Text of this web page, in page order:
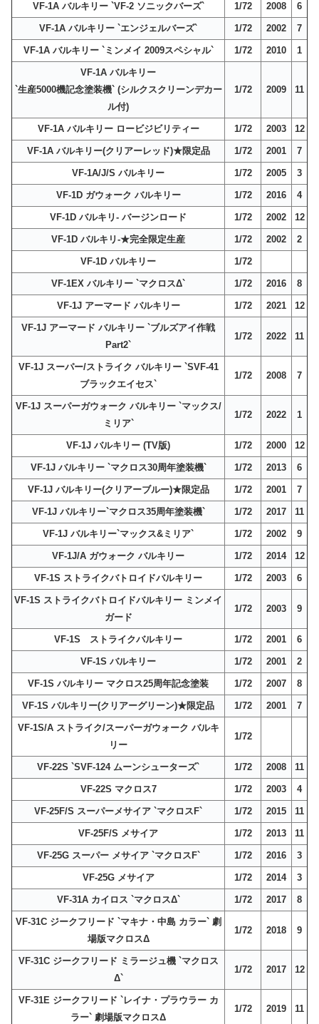
VF-1A バルキリー `VF-2 ソニックバーズ` 1/72 2008 6
VF-1A バルキリー `エンジェルバーズ` 1/72 2002 7
VF-1A バルキリー `ミンメイ 2009スペシャル` 1/72 2010 1
VF-1A バルキリー
`生産5000機記念塗装機` (シルクスクリーンデカー
ル付)
1/72 2009 11
VF-1A バルキリー ロービジビリティー 1/72 2003 12
VF-1A バルキリー(クリアーレッド)★限定品 1/72 2001 7
VF-1A/J/S バルキリー 1/72 2005 3
VF-1D ガウォーク バルキリー 1/72 2016 4
VF-1D バルキリ- バージンロード 1/72 2002 12
VF-1D バルキリ-★完全限定生産 1/72 2002 2
VF-1D バルキリー 1/72
VF-1EX バルキリー `マクロスΔ` 1/72 2016 8
VF-1J アーマード バルキリー 1/72 2021 12
VF-1J アーマード バルキリー `ブルズアイ作戦
Part2`
1/72 2022 11
VF-1J スーパー/ストライク バルキリー `SVF-41
ブラックエイセス`
1/72 2008 7
VF-1J スーパーガウォーク バルキリー `マックス/
ミリア`
1/72 2022 1
VF-1J バルキリー (TV版) 1/72 2000 12
VF-1J バルキリー `マクロス30周年塗装機` 1/72 2013 6
VF-1J バルキリー(クリアーブルー)★限定品 1/72 2001 7
VF-1J バルキリー`マクロス35周年塗装機` 1/72 2017 11
VF-1J バルキリー`マックス&ミリア` 1/72 2002 9
VF-1J/A ガウォーク バルキリー 1/72 2014 12
VF-1S ストライクバトロイドバルキリー 1/72 2003 6
VF-1S ストライクバトロイドバルキリー ミンメイ
ガード
1/72 2003 9
VF-1S ストライクバルキリー 1/72 2001 6
VF-1S バルキリー 1/72 2001 2
VF-1S バルキリー マクロス25周年記念塗装 1/72 2007 8
VF-1S バルキリー(クリアーグリーン)★限定品 1/72 2001 7
VF-1S/A ストライク/スーパーガウォーク バルキ
リー
1/72
VF-22S `SVF-124 ムーンシューターズ` 1/72 2008 11
VF-22S マクロス7 1/72 2003 4
VF-25F/S スーパーメサイア `マクロスF` 1/72 2015 11
VF-25F/S メサイア 1/72 2013 11
VF-25G スーパー メサイア `マクロスF` 1/72 2016 3
VF-25G メサイア 1/72 2014 3
VF-31A カイロス `マクロスΔ` 1/72 2017 8
VF-31C ジークフリード `マキナ・中島 カラー` 劇
場版マクロスΔ
1/72 2018 9
VF-31C ジークフリード ミラージュ機 `マクロス
Δ`
1/72 2017 12
VF-31E ジークフリード `レイナ・プラウラー カ
ラー` 劇場版マクロスΔ
1/72 2019 11